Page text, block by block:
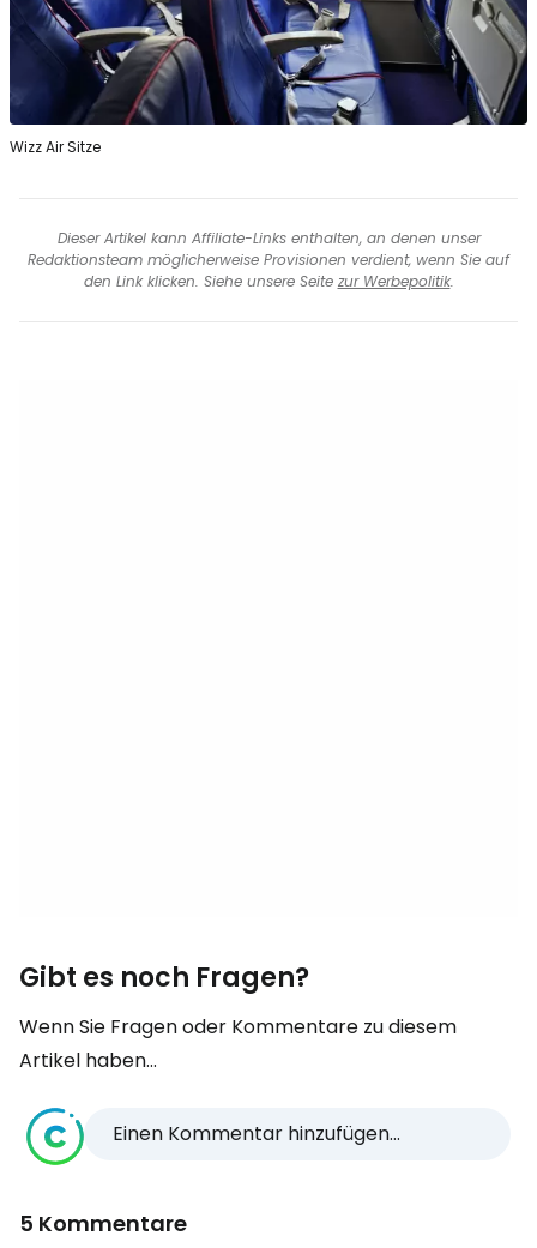
Wizz Air Sitze
Dieser Artikel kann Affiliate-Links enthalten, an denen unser
Redaktionsteam möglicherweise Provisionen verdient, wenn Sie auf
den Link klicken. Siehe unsere Seite zur Werbepolitik.
Gibt es noch Fragen?
Wenn Sie Fragen oder Kommentare zu diesem
Artikel haben...
Einen Kommentar hinzufügen...
5 Kommentare